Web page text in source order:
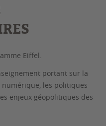
Eiffel.
portant sur la
les politiques
enjeux géopolitiques des